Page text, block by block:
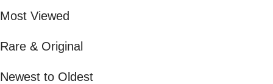
Most Viewed
Rare & Original
Newest to Oldest